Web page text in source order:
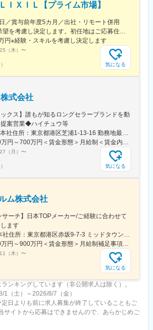
の休暇を連続または分割で取得可
リッシュな都市型ゲストハウス「モノリス」シ
観を活かしたリゾート感のある雰囲気が特徴の
リーズ、歴史的建造物を生かした施設など、立
にあわせた店舗設計を行っています。
調に増えています。事業は縮小しておらず、新
れまで通り進めています。
ドレスのレンタル事業など、顧客情報を基にし
多角的に事業展開しているので、会社としても
しております。
ＩＸＩＬ【プライム市場】
／賞与前年度5カ月／出社・リモート併用
★配属エリアは希望を考慮し決定します。初任地はご応募住所での配属となります。入社後、転勤が伴う異動に関しては、必ず勤務地のご希望も確認した上で決定します。【配属オフィス一覧】■東京都品川区西品川1丁目1-1 大崎ガーデンタワー■愛知県名古屋市中村区名駅南4丁目11-40■京都府京都市伏見区竹田田中宮町103 ■大阪府大阪市中央区本町2丁目6-8 センバ・セントラルビル9F■大阪府箕面市萱野4丁目5-45■広島県広島市安佐南区西原6丁目11-8■福岡県福岡市博多区半道橋2-15-10 SOLAビル★出社とリモートワークを併用しながらの勤務となります。 業務に慣れるまでは、原則出社となります。 慣れてきたら少しずつリモートの日を増やし、最終的には週1～3日ほどの出社となる予定です（目安：～入社6カ月）。※受動喫煙対策：あり
円※経験・スキルを考慮し決定します
（木） 〜
気になる
式会社
ックス】誰もが知るロングセラーブランドを動
案営業◆ハイチュウ等
＜勤務地詳細1＞本社住所：東京都港区芝浦1-13-16 勤務地最寄駅：JR、都営三田、都営浅草線／田町、三田駅受動喫煙対策：屋内全面禁煙＜勤務地詳細2＞中部支店住所：名古屋市東区徳川1-15-30 勤務地最寄駅：名古屋市営地下鉄桜通線／高岳駅受動喫煙対策：屋内喫煙可能場所あり＜勤務地詳細3＞関西支店住所：尼崎市上坂部1-1-1 勤務地最寄駅：JR線／塚口駅受動喫煙対策：屋内全面禁煙変更の範囲：会社の定める事業所（リモートワーク含む）
＜予定年収＞500万円～700万円＜賃金形態＞月給制＜賃金内訳＞月額（基本給）：240,000円～320,000円＜月給＞240,000円～320,000円＜昇給有無＞有＜残業手当＞有＜給与補足＞■昇給：年1回（4月）■賞与：年2回（6月、12月）賃金はあくまでも目安の金額であり、選考を通じて上下する可能性があります。月給(月額)は固定手当を含めた表記です。
（月） 〜
気になる
ム株式会社
サーチ】日本TOPメーカー/ご経験に合わせて
ます
＜勤務地詳細＞本社住所：東京都港区赤坂9-7-3 ミッドタウン・ウェスト勤務地最寄駅：東京メトロ日比谷線／都営大江戸線／六本木駅受動喫煙対策：敷地内全面禁煙
＜予定年収＞600万円～900万円＜賃金形態＞月給制補足事項なし＜賃金内訳＞月額（基本給）：300,000円～500,000円＜月給＞300,000円～500,000円＜昇給有無＞有＜残業手当＞有賃金はあくまでも目安の金額であり、選考を通じて上下する可能性があります。月給(月額)は固定手当を含めた表記です。
（木） 〜
気になる
ンキングしています（非公開求人は除く）。
（土）～2026/8/7（金）
日よりも前に求人募集が終了していることもご
サイトから応募はできませんので、あらかじめご